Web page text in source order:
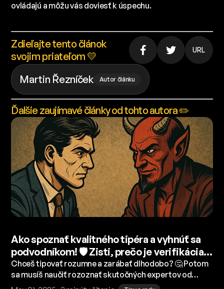
ovládajú a môžu vás doviesť k úspechu.
Zdieľajte tento článok
svojim priateľom 💛
URL
Martin Řezníček Autor článku
Ďalšie zaujímavé články od tohto autora ✏️
Ako spoznať kvalitného tipéra a vyhnúť sa
podvodníkom! 🛡️ Zisti, prečo je verifikácia
tipov kľúčom k úspechu! 📈
Chceš tipovať rozumne a zarábať dlhodobo? 🤔 Potom
sa musíš naučiť rozoznať skutočných expertov od
falošných „tipérov“! 🚫 V tomto článku ti ukážeme, ako